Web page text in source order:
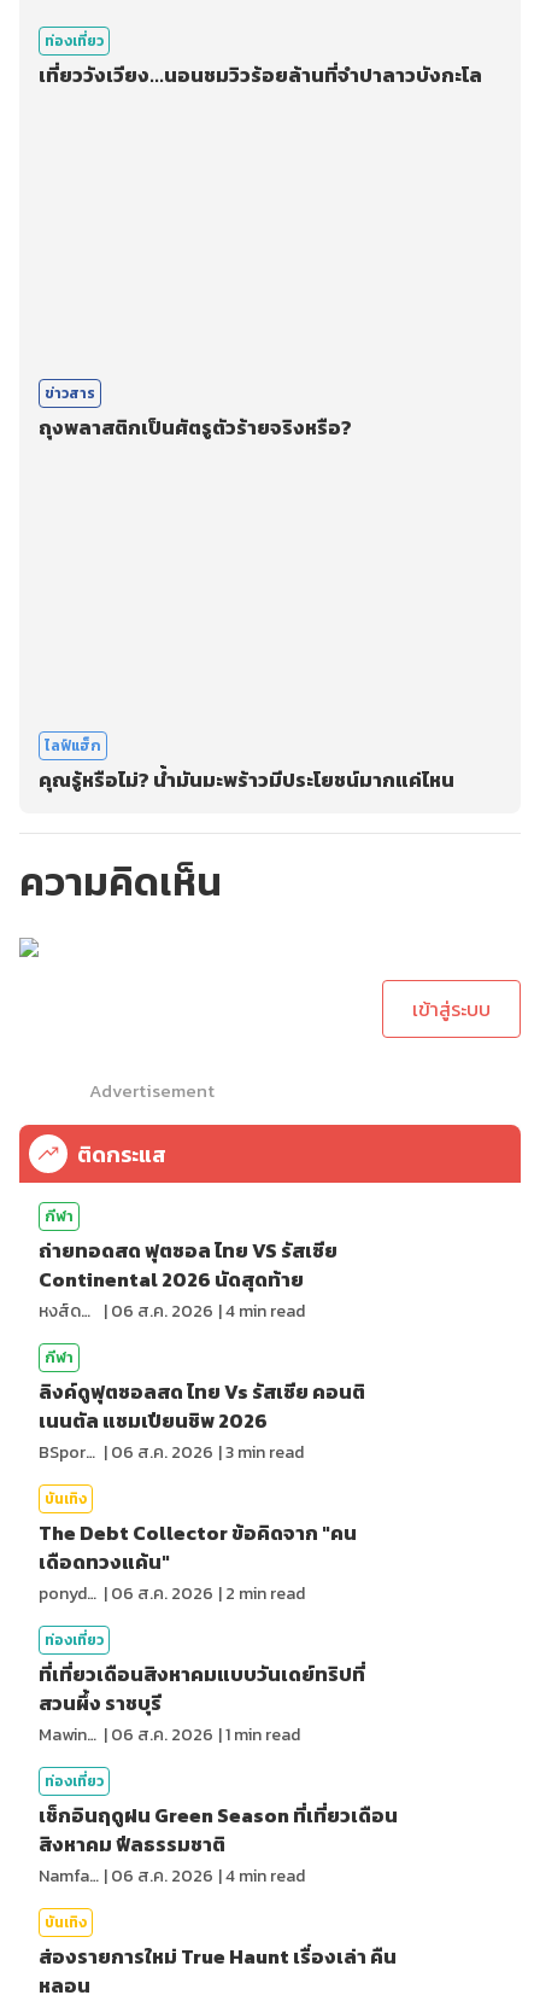
ท่องเที่ยว
เที่ยววังเวียง...นอนชมวิวร้อยล้านที่จำปาลาวบังกะโล
ข่าวสาร
ถุงพลาสติกเป็นศัตรูตัวร้ายจริงหรือ?
ไลฟ์แฮ็ก
คุณรู้หรือไม่? น้ำมันมะพร้าวมีประโยชน์มากแค่ไหน
ความคิดเห็น
เข้าสู่ระบบ
Advertisement
ติดกระแส
กีฬา
ถ่ายทอดสด ฟุตซอล ไทย VS รัสเซีย
Continental 2026 นัดสุดท้าย
หงส์ดรุณ |06 ส.ค. 2026 |4min read
กีฬา
ลิงค์ดูฟุตซอลสด ไทย Vs รัสเซีย คอนติ
เนนตัล แชมเปียนชิพ 2026
BSports8 |06 ส.ค. 2026 |3min read
บันเทิง
The Debt Collector ข้อคิดจาก "คน
เดือดทวงแค้น"
ponydiary |06 ส.ค. 2026 |2 min read
ท่องเที่ยว
ที่เที่ยวเดือนสิงหาคมแบบวันเดย์ทริปที่
สวนผึ้ง ราชบุรี
MawinMatravel |06 ส.ค. 2026 |1min read
ท่องเที่ยว
เช็กอินฤดูฝน Green Season ที่เที่ยวเดือน
สิงหาคม ฟีลธรรมชาติ
NamfahPhupha |06 ส.ค. 2026 |4min read
บันเทิง
ส่องรายการใหม่ True Haunt เรื่องเล่า คืน
หลอน